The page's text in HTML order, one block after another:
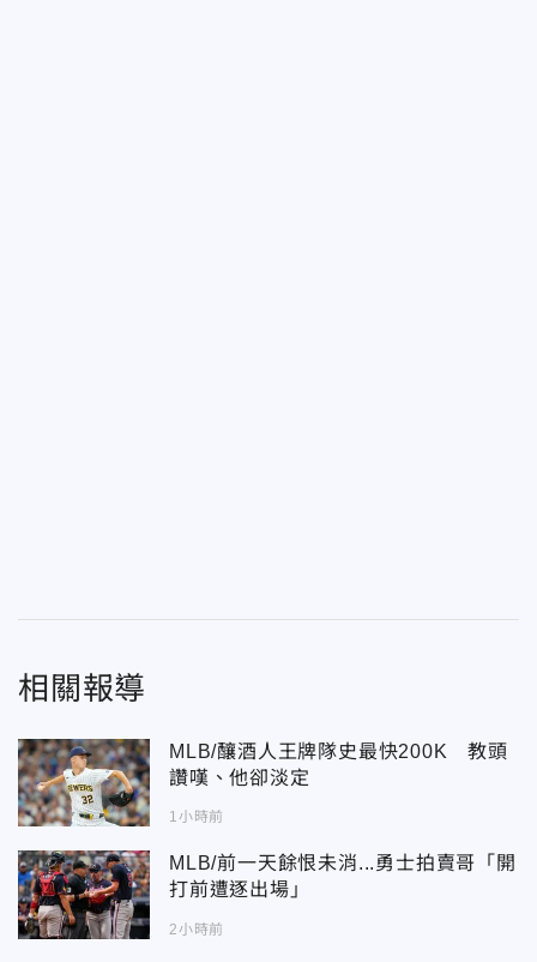
相關報導
MLB/釀酒人王牌隊史最快200K 教頭
讚嘆、他卻淡定
1小時前
MLB/前一天餘恨未消...勇士拍賣哥「開
打前遭逐出場」
2小時前